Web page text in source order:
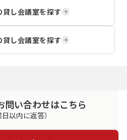
貸し会議室を探す
貸し会議室を探す
問い合わせはこちら
日以内に返答）